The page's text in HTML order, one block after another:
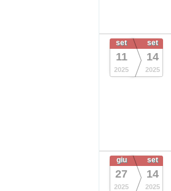
set
11
2025
set
14
2025
giu
27
2025
set
14
2025